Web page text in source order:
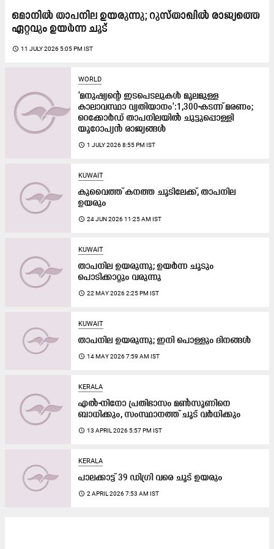
ഒമാനിൽ താപനില ഉയരുന്നു; റുസ്താഖിൽ രാജ്യത്തെ
ഏറ്റവും ഉയർന്ന ചൂട്
access_time 11 JULY 2026 5:05 PM IST
WORLD
'മനുഷ്യന്റെ ഇടപെടലുകൾ മൂലമുള്ള
കാലാവസ്ഥാ വ്യതിയാനം':1,300-കടന്ന് മരണം;
റെക്കോർഡ് താപനിലയിൽ ചുട്ടുപ്പൊള്ളി
യൂറോപ്യൻ രാജ്യങ്ങൾ
access_time 1 JULY 2026 8:55 PM IST
KUWAIT
കുവൈത്ത് കനത്ത ചൂടിലേക്ക്, താപനില
ഉയരും
access_time 24 JUN 2026 11:25 AM IST
KUWAIT
താപനില ഉയരുന്നു; ഉയർന്ന ചൂടും
പൊടിക്കാറ്റും വരുന്നു
access_time 22 MAY 2026 2:25 PM IST
KUWAIT
താപനില ഉയരുന്നു; ഇനി പൊള്ളും ദിനങ്ങൾ
access_time 14 MAY 2026 7:59 AM IST
KERALA
എൽ-നിനോ പ്രതിഭാസം മൺസൂണിനെ
ബാധിക്കും, സംസ്ഥാനത്ത് ചൂട് വർധിക്കും
access_time 13 APRIL 2026 5:57 PM IST
KERALA
പാലക്കാട്ട്​ 39 ഡിഗ്രി വരെ ചൂട്​ ഉയരും
access_time 2 APRIL 2026 7:53 AM IST